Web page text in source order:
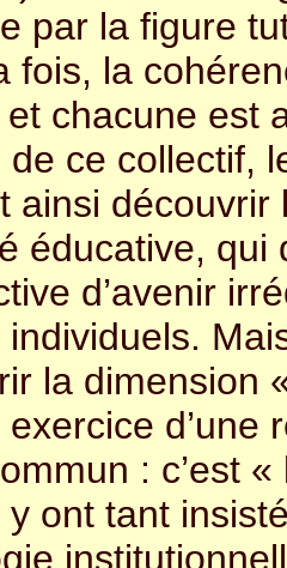
par la figure
fois, la
chacune est
de ce collectif,
ainsi
éducative,
d’avenir
individuels.
la dimension
d’une
: c’est
y ont tant